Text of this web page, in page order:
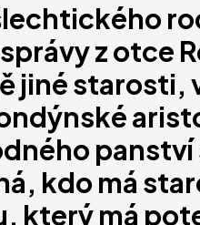
z otce
jiné
panství
kdo má
který má